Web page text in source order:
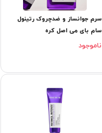
سرم جوانساز و ضدچروک رتینول
سام بای می اصل کره
ناموجود